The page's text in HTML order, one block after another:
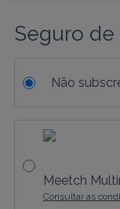
Seguro
Não
Meetch
Consultar as